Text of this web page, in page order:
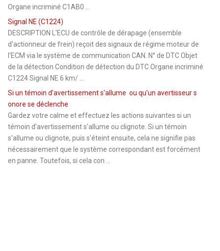
Organe incriminé C1AB0 ...
Signal NE (C1224)
DESCRIPTION L'ECU de contrôle de dérapage (ensemble
d'actionneur de frein) reçoit des signaux de régime moteur de
l'ECM via le système de communication CAN. N° de DTC Objet
de la détection Condition de détection du DTC Organe incriminé
C1224 Signal NE 6 km/ ...
Si un témoin d'avertissement s'allume ou qu'un avertisseur s
onore se déclenche
Gardez votre calme et effectuez les actions suivantes si un
témoin d'avertissement s'allume ou clignote. Si un témoin
s'allume ou clignote, puis s'éteint ensuite, cela ne signifie pas
nécessairement que le système correspondant est forcément
en panne. Toutefois, si cela con ...